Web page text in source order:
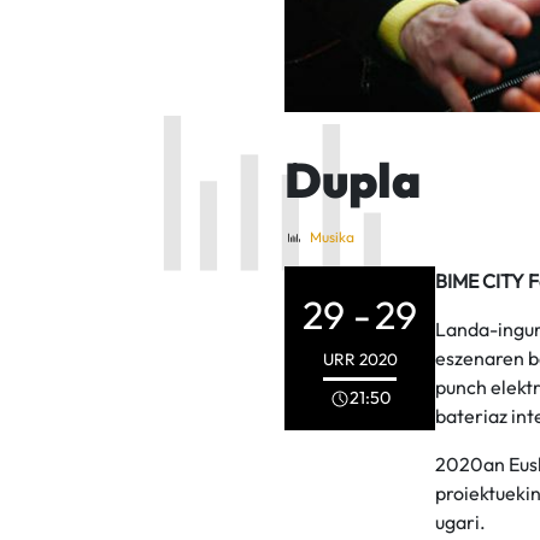
Dupla
Musika
29 -29
URR 2020
21:50
BIME CITY
Landa-
eszenaren
punch
bateriaz
2020an
ugari.